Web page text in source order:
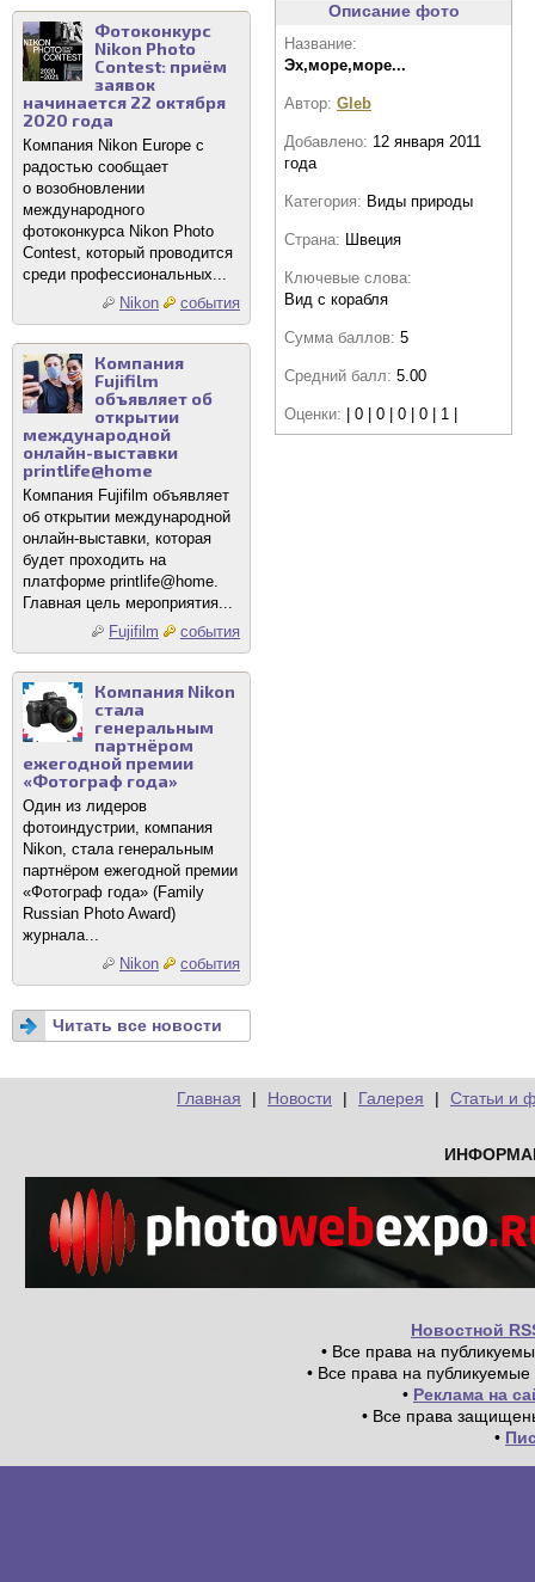
Фотоконкурс
Nikon Photo
Contest: приём
заявок
начинается 22 октября
2020 года
Компания Nikon Europe с
радостью сообщает
о возобновлении
международного
фотоконкурса Nikon Photo
Contest, который проводится
среди профессиональных...
Nikon
события
Компания
Fujifilm
объявляет об
открытии
международной
онлайн-выставки
printlife@home
Компания Fujifilm объявляет
об открытии международной
онлайн-выставки, которая
будет проходить на
платформе printlife@home.
Главная цель мероприятия...
Fujifilm
события
Компания Nikon
стала
генеральным
партнёром
ежегодной премии
«Фотограф года»
Один из лидеров
фотоиндустрии, компания
Nikon, стала генеральным
партнёром ежегодной премии
«Фотограф года» (Family
Russian Photo Award)
журнала...
Nikon
события
Читать все новости
Описание фото
Название:
Эх,море,море...
Автор: Gleb
Добавлено: 12 января 2011
года
Категория: Виды природы
Страна: Швеция
Ключевые слова:
Вид с корабля
Сумма баллов: 5
Средний балл: 5.00
Оценки: | 0 | 0 | 0 | 0 | 1 |
Главная | Новости | Галерея | Статьи и
Новостной
• Все права на
• Все права на
• Реклама на
• Все права
•